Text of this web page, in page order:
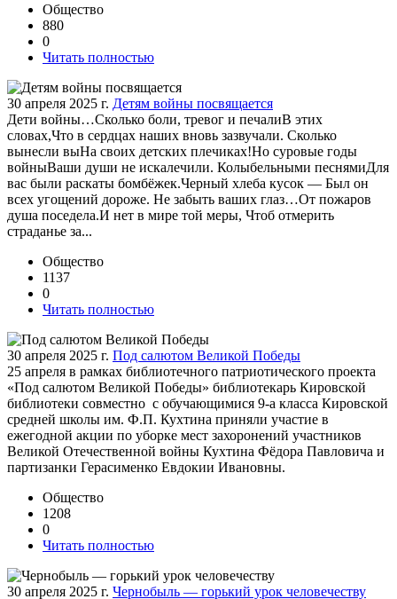
Общество
880
0
Читать полностью
30 апреля 2025 г. Детям войны посвящается
Дети войны…Сколько боли, тревог и печалиВ этих
словах,Что в сердцах наших вновь зазвучали. Сколько
вынесли выНа своих детских плечиках!Но суровые годы
войныВаши души не искалечили. Колыбельными песнямиДля
вас были раскаты бомбёжек.Черный хлеба кусок — Был он
всех угощений дороже. Не забыть ваших глаз…От пожаров
душа поседела.И нет в мире той меры, Чтоб отмерить
страданье за...
Общество
1137
0
Читать полностью
30 апреля 2025 г. Под салютом Великой Победы
25 апреля в рамках библиотечного патриотического проекта
«Под салютом Великой Победы» библиотекарь Кировской
библиотеки совместно с обучающимися 9-а класса Кировской
средней школы им. Ф.П. Кухтина приняли участие в
ежегодной акции по уборке мест захоронений участников
Великой Отечественной войны Кухтина Фёдора Павловича и
партизанки Герасименко Евдокии Ивановны.
Общество
1208
0
Читать полностью
30 апреля 2025 г. Чернобыль — горький урок человечеству